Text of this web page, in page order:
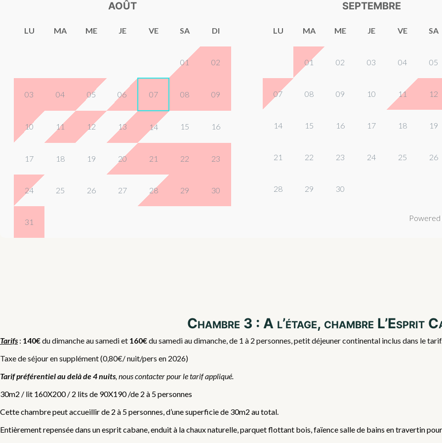
AOÛT
LU MA ME JE VE SA DI
01 02
03 04 05 06 07 08 09
10 11 12 13 14 15 16
17 18 19 20 21 22 23
24 25 26 27 28 29 30
31
SEPTEMBRE
LU MA ME JE VE SA
01 02 03 04 05
07 08 09 10 11 12
14 15 16 17 18 19
21 22 23 24 25 26
28 29 30
Powered
Chambre 3 : A l’étage, chambre L’Esprit
Tarifs : 140€du dimanche au samedi et 160€du samedi au dimanche, de 1 à 2 personnes, petit déjeuner continental inclus dans le
Taxe de séjour en supplément (0,80€/ nuit/pers en 2026)
Tarif préférentiel au delà de 4 nuits, nous contacter pour le tarif appliqué.
30m2 / lit 160X200 / 2 lits de 90X190 /de 2 à 5 personnes
Cette chambre peut accueillir de 2 à 5 personnes, d’une superficie de 30m2 au total.
Entièrement repensée dans un esprit cabane, enduit à la chaux naturelle, parquet flottant bois, faïence salle de bains en travertin